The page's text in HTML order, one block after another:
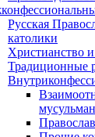
Русская
католики
Христианство
Традиционные